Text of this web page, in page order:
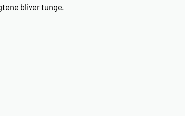
bliver tunge.